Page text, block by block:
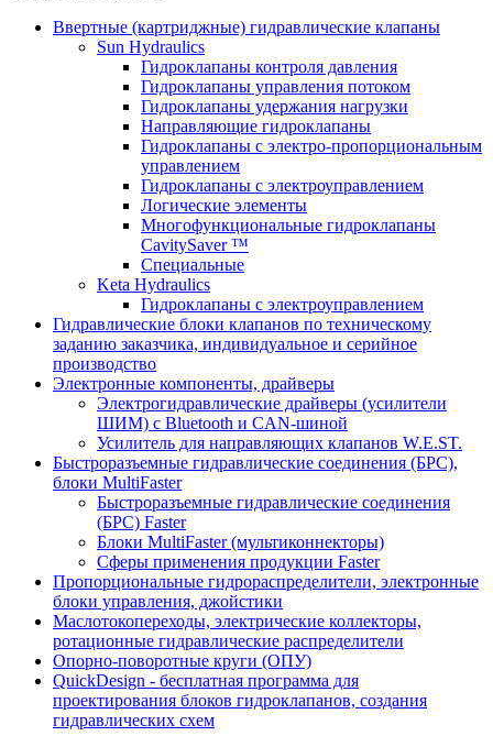
Ввертные (картриджные) гидравлические клапаны
Sun Hydraulics
Гидроклапаны контроля давления
Гидроклапаны управления потоком
Гидроклапаны удержания нагрузки
Направляющие гидроклапаны
Гидроклапаны с электро-пропорциональным
управлением
Гидроклапаны с электроуправлением
Логические элементы
Многофункциональные гидроклапаны
CavitySaver ™
Специальные
Keta Hydraulics
Гидроклапаны с электроуправлением
Гидравлические блоки клапанов по техническому
заданию заказчика, индивидуальное и серийное
производство
Электронные компоненты, драйверы
Электрогидравлические драйверы (усилители
ШИМ) с Bluetooth и CAN-шиной
Усилитель для направляющих клапанов W.E.ST.
Быстроразъемные гидравлические соединения (БРС),
блоки MultiFaster
Быстроразъемные гидравлические соединения
(БРС) Faster
Блоки MultiFaster (мультиконнекторы)
Сферы применения продукции Faster
Пропорциональные гидрораспределители, электронные
блоки управления, джойстики
Маслотокопереходы, электрические коллекторы,
ротационные гидравлические распределители
Опорно-поворотные круги (ОПУ)
QuickDesign - бесплатная программа для
проектирования блоков гидроклапанов, создания
гидравлических схем